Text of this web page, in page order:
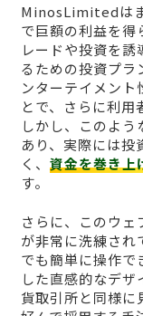
MinosLimitedは
で巨額の利益を得
レードや投資を
るための投資プラ
ンターテイメント
とで、さらに利用
しかし、このよ
あり、実際には
く、 資金を巻き上
す。
さらに、このウェ
が非常に洗練され
でも簡単に操作で
した直感的なデ
貨取引所と同様に